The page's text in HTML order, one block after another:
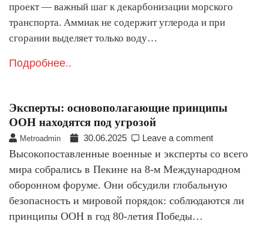
проект — важный шаг к декарбонизации морского
транспорта. Аммиак не содержит углерода и при
сгорании выделяет только воду…
Подробнее..
Эксперты: основополагающие принципы
ООН находятся под угрозой
Metroadmin 30.06.2025 Leave a comment
Высокопоставленные военные и эксперты со всего
мира собрались в Пекине на 8-м Международном
оборонном форуме. Они обсудили глобальную
безопасность и мировой порядок: соблюдаются ли
принципы ООН в год 80-летия Победы…